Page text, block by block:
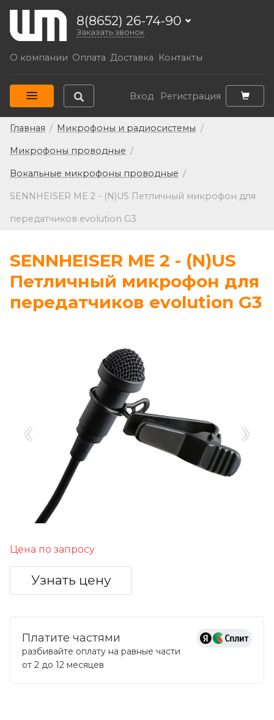
8(8652) 26-74-90
Заказать звонок
О компании Оплата Доставка Контакты
Вход Регистрация
Главная / Микрофоны и радиосистемы /
Микрофоны проводные /
Вокальные микрофоны проводные /
SENNHEISER ME 2 - (N)US Петличный микрофон для
передатчиков evolution G3
SENNHEISER ME 2 - (N)US
Петличный микрофон для
передатчиков evolution G3
‹ ›
Цена по запросу
Узнать цену
Платите частями
разбивайте оплату на равные части
от 2 до 12 месяцев